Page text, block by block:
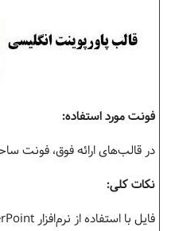
فونت مورد استفاده:
در قالب‌های ارائه فوق، فونت
نکات کلی:
فايل با استفاده از نرم‌افزار PowerPoint تهيه شود.